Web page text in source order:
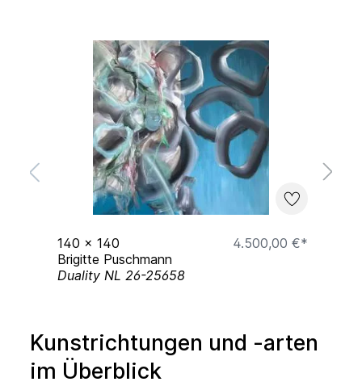
140 x 140
4.500,00 €*
Brigitte Puschmann
Duality NL 26-25658
Kunstrichtungen und -arten
im Überblick